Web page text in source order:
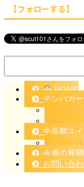
【フォローする】
HOME
テンバガ
この
これ
中長期ス
注目
今週の展望
お問い合